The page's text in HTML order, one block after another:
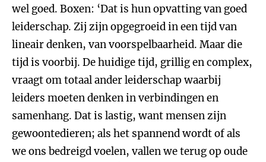
wel goed. Boxen: ‘Dat is hun opvatting van goed
leiderschap. Zij zijn opgegroeid in een tijd van
lineair denken, van voorspelbaarheid. Maar die
tijd is voorbij. De huidige tijd, grillig en complex,
vraagt om totaal ander leiderschap waarbij
leiders moeten denken in verbindingen en
samenhang. Dat is lastig, want mensen zijn
gewoontedieren; als het spannend wordt of als
we ons bedreigd voelen, vallen we terug op oude